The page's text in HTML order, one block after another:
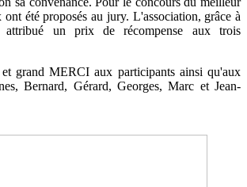
ont été proposés au jury. L'association, grâce à
un prix de récompense aux trois
grand MERCI aux participants ainsi qu'aux
Bernard, Gérard, Georges, Marc et Jean-